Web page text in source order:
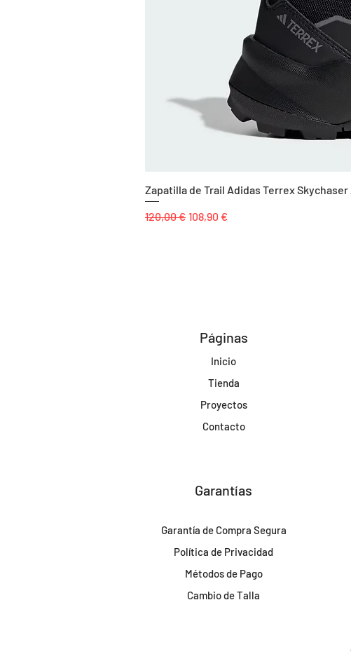
Zapatilla de Trail Adidas Terrex Skychaser
Precio
120,00 € Precio de oferta
108,90 €
Páginas
Inicio
Tienda
Proyectos
Contacto
Garantías
Garantía de Compra Segura
Política de Privacidad
Métodos de Pago
Cambio de Talla